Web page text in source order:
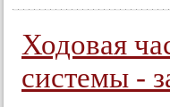
Ходовая
системы -